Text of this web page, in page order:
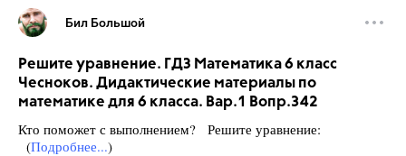
Бил Большой
Решите уравнение. ГДЗ Математика 6 класс
Чесноков. Дидактические материалы по
математике для 6 класса. Вар.1 Вопр.342
Кто поможет с выполнением? Решите уравнение:
(Подробнее...)